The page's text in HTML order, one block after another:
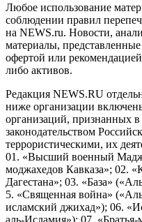
Любое использование
соблюдении правил
на NEWS.ru. Новости,
материалы,
офертой или
либо активов.
Редакция NEWS.RU
ниже организации
организаций, признанных в
законодательством
террористическими, их
01. «Высший военный
моджахедов Кавказа»; 02.
Дагестана»; 03. «База»
5. «Священная война»
исламский джихад»); 06.
аль-Исламия»); 07.